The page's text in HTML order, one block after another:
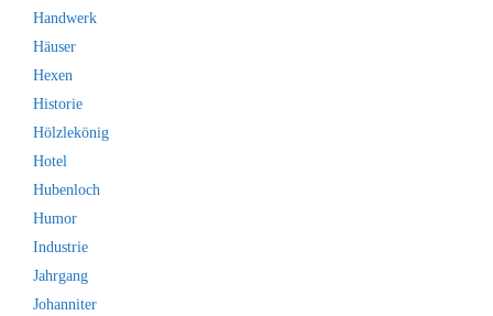
Handwerk
Häuser
Hexen
Historie
Hölzlekönig
Hotel
Hubenloch
Humor
Industrie
Jahrgang
Johanniter